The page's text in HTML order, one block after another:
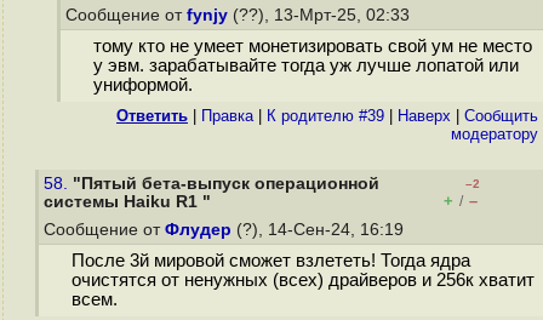
Сообщение от fynjy (??), 13-Мрт-25, 02:33
тому кто не умеет монетизировать свой ум не место
у эвм. зарабатывайте тогда уж лучше лопатой или
униформой.
Ответить Правка| К родителю #39 Наверх
Cообщить
модератору
58. "Пятый бета-выпуск операционной
системы Haiku R1 "
–2
+ / –
Сообщение от Флудер (?), 14-Сен-24, 16:19
После 3й мировой сможет взлететь! Тогда ядра
очистятся от ненужных (всех) драйверов и 256к хватит
всем.